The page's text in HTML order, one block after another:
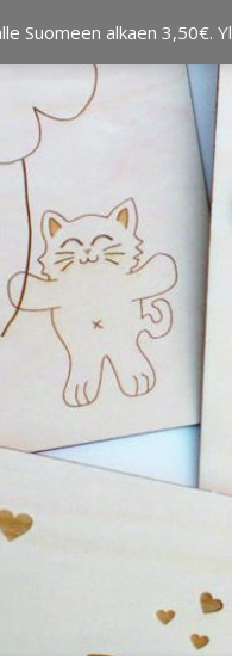
Suomeen alkaen 3,50€.